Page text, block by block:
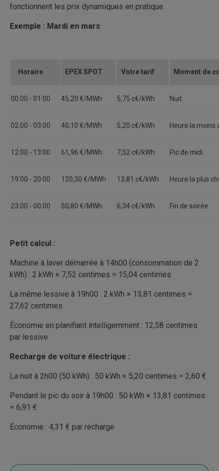
fonctionnent les prix dynamiques en pratique.
Exemple : Mardi en mars
Horaire EPEX SPOT Votre tarif Moment de
00:00 - 01:00 45,20 €/MWh 5,75 c€/kWh Nuit
02:00 - 03:00 40,10 €/MWh 5,20 c€/kWh Heure la moins
12:00 - 13:00 61,96 €/MWh 7,52 c€/kWh Pic de midi
19:00 - 20:00 120,30 €/MWh 13,81 c€/kWh Heure la plus
23:00 - 00:00 50,80 €/MWh 6,34 c€/kWh Fin de soirée
Petit calcul :
Machine à laver démarrée à 14h00 (consommation de 2
kWh) : 2 kWh × 7,52 centimes = 15,04 centimes
La même lessive à 19h00 : 2 kWh × 13,81 centimes =
27,62 centimes
Économie en planifiant intelligemment : 12,58 centimes
par lessive
Recharge de voiture électrique :
La nuit à 2h00 (50 kWh) : 50 kWh × 5,20 centimes = 2,60 €
Pendant le pic du soir à 19h00 : 50 kWh × 13,81 centimes
= 6,91 €
Économie : 4,31 € par recharge